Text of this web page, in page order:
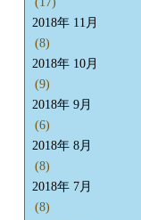
2018年 11月
(8)
2018年 10月
(9)
2018年 9月
(6)
2018年 8月
(8)
2018年 7月
(8)